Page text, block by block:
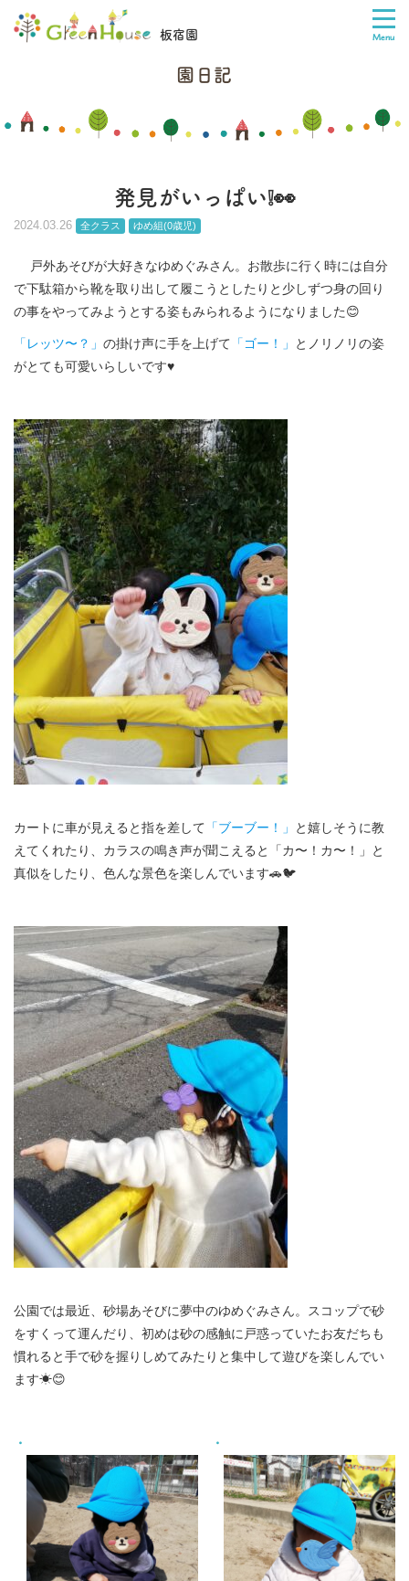
板宿園
園日記
発見がいっぱい❕👀
2024.03.26 全クラス ゆめ組(0歳児)
戸外あそびが大好きなゆめぐみさん。お散歩に行く時には自分
で下駄箱から靴を取り出して履こうとしたりと少しずつ身の回り
の事をやってみようとする姿もみられるようになりました😊
「レッツ〜？」 の掛け声に手を上げて 「ゴー！」
とノリノリの姿
がとても可愛いらしいです♥️
カートに車が見えると指を差して 「ブーブー！」
と嬉しそうに教
えてくれたり、カラスの鳴き声が聞こえると「カ〜！カ〜！」と
真似をしたり、色んな景色を楽しんでいます🚗🐦
公園では最近、砂場あそびに夢中のゆめぐみさん。スコップで砂
をすくって運んだり、初めは砂の感触に戸惑っていたお友だちも
慣れると手で砂を握りしめてみたりと集中して遊びを楽しんでい
ます☀😊